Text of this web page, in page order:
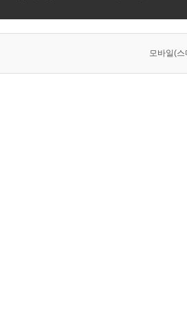
모바일(